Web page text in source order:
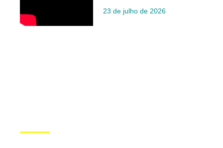
23 de julho de 2026